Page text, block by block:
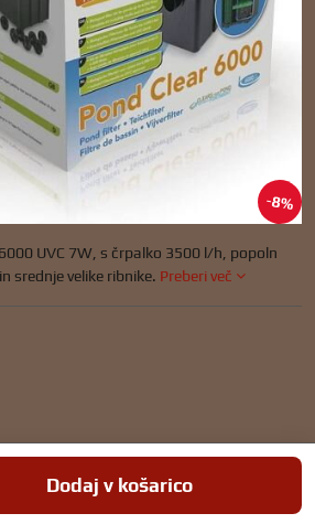
8%
UVC 7W, s črpalko 3500 l/h, popoln
srednje velike ribnike. Preberi več
Dodaj v košarico